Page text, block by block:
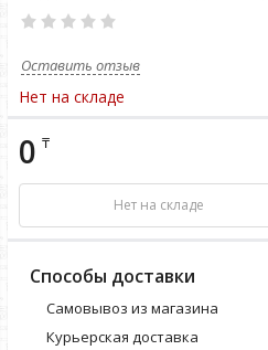
Оставить отзыв
Нет на складе
0 ₸
Нет на складе
Способы доставки
Самовывоз из магазина
Курьерская доставка